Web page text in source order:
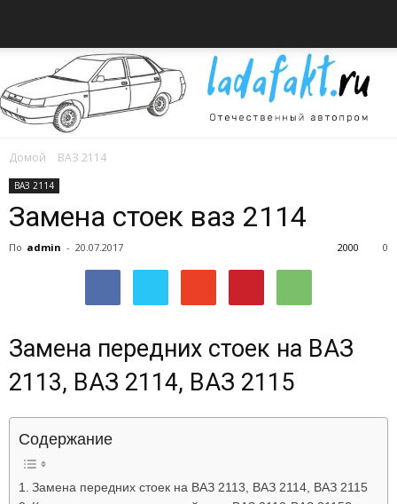
Лада
ВАЗ
Домой ВАЗ 2114
ВАЗ 2114
Замена стоек ваз 2114
По admin - 20.07.2017 0
2000
Замена передних стоек на ВАЗ
2113, ВАЗ 2114, ВАЗ 2115
Содержание
Замена передних стоек на ВАЗ 2113, ВАЗ 2114, ВАЗ 2115